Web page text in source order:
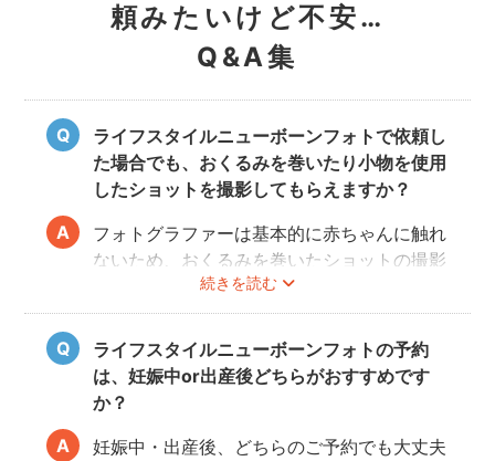
頼みたいけど不安…
Q&A集
ライフスタイルニューボーンフォトで依頼し
た場合でも、おくるみを巻いたり小物を使用
したショットを撮影してもらえますか？
続きを読む
フォトグラファーは基本的に赤ちゃんに触れ
ないため、おくるみを巻いたショットの撮影
は実施いたしません。また、小物について
も、基本的にフォトグラファーからのご用意
はございません。おくるみや小物を使用する
撮影をご希望の場合は、ニューボーンフォト
ジャンルのご予約をお願いします。
ライフスタイルニューボーンフォトの予約
は、妊娠中or出産後どちらがおすすめです
か？
妊娠中・出産後、どちらのご予約でも大丈夫